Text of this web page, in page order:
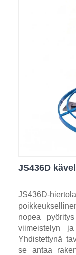
JS436D
JS436D-
nopea
viimeistelyn
Yhdistettynä
se antaa